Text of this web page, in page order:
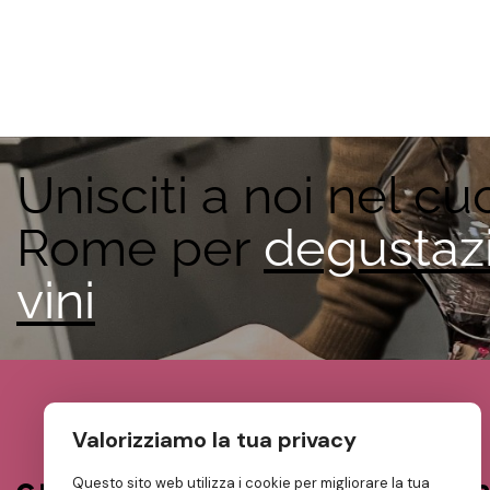
Unisciti a noi nel
Rome per
vini ita
Valorizziamo la tua privacy
Questo sito web utilizza i cookie per migliorare la tua